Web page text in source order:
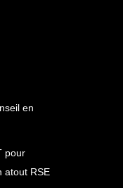
en
pour
atout RSE